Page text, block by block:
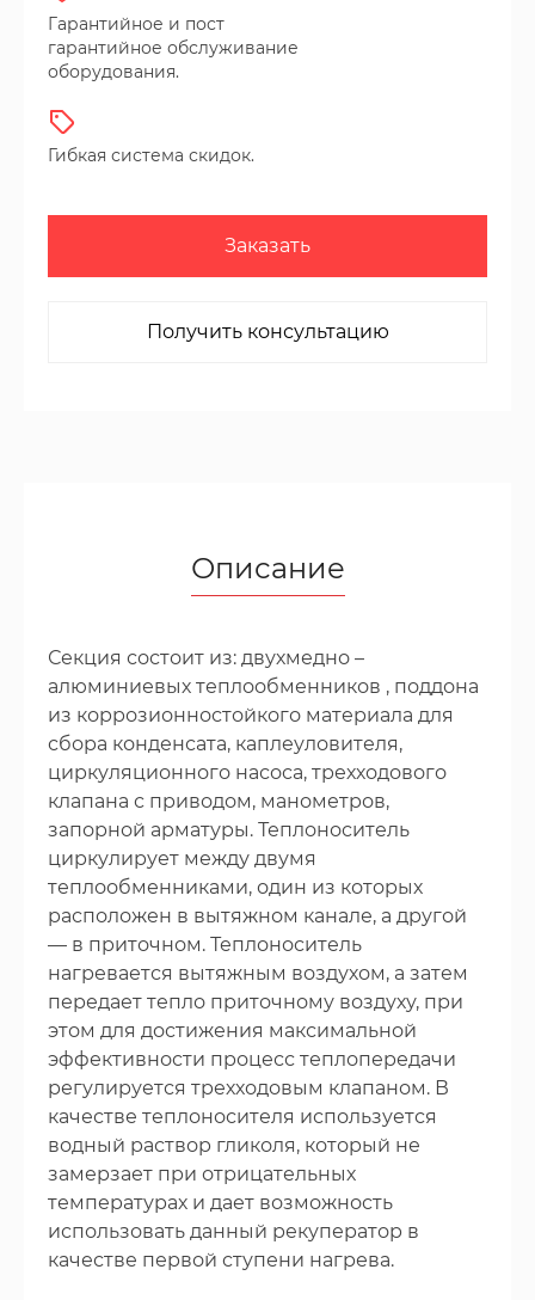
Гарантийное и пост
гарантийное обслуживание
оборудования.
Гибкая система скидок.
Заказать
Получить консультацию
Описание
Секция состоит из: двухмедно –
алюминиевых теплообменников , поддона
из коррозионностойкого материала для
сбора конденсата, каплеуловителя,
циркуляционного насоса, трехходового
клапана с приводом, манометров,
запорной арматуры. Теплоноситель
циркулирует между двумя
теплообменниками, один из которых
расположен в вытяжном канале, а другой
— в приточном. Теплоноситель
нагревается вытяжным воздухом, а затем
передает тепло приточному воздуху, при
этом для достижения максимальной
эффективности процесс теплопередачи
регулируется трехходовым клапаном. В
качестве теплоносителя используется
водный раствор гликоля, который не
замерзает при отрицательных
температурах и дает возможность
использовать данный рекуператор в
качестве первой ступени нагрева.